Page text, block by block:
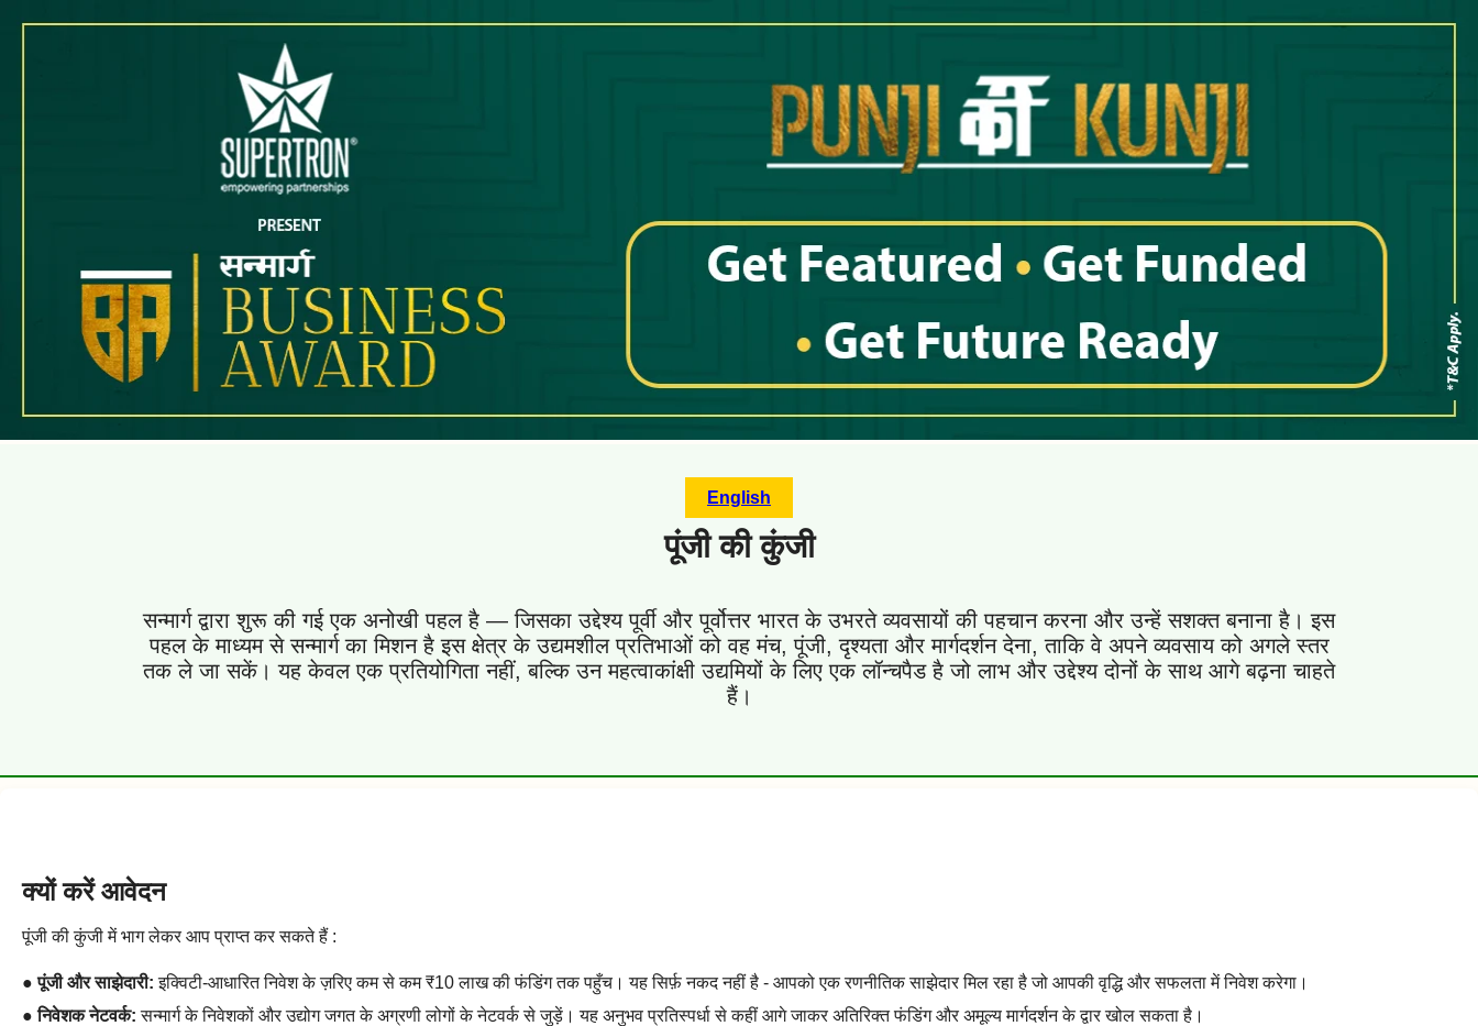
English
पूंजी की कुंजी
सन्मार्ग द्वारा शुरू की गई एक अनोखी पहल है — जिसका उद्देश्य पूर्वी और पूर्वोत्तर भारत के उभरते व्यवसायों की पहचान करना और उन्हें सशक्त बनाना है। इस
पहल के माध्यम से सन्मार्ग का मिशन है इस क्षेत्र के उद्यमशील प्रतिभाओं को वह मंच, पूंजी, दृश्यता और मार्गदर्शन देना, ताकि वे अपने व्यवसाय को अगले स्तर
तक ले जा सकें। यह केवल एक प्रतियोगिता नहीं, बल्कि उन महत्वाकांक्षी उद्यमियों के लिए एक लॉन्चपैड है जो लाभ और उद्देश्य दोनों के साथ आगे बढ़ना चाहते
हैं।
क्यों करें आवेदन
पूंजी की कुंजी में भाग लेकर आप प्राप्त कर सकते हैं :
●पूंजी और साझेदारी:इक्विटी-आधारित निवेश के ज़रिए कम से कम ₹10 लाख की फंडिंग तक पहुँच। यह सिर्फ़ नकद नहीं है - आपको एक रणनीतिक साझेदार मिल रहा है जो आपकी वृद्धि और सफलता में निवेश करेगा।
●निवेशक नेटवर्क:सन्मार्ग के निवेशकों और उद्योग जगत के अग्रणी लोगों के नेटवर्क से जुड़ें। यह अनुभव प्रतिस्पर्धा से कहीं आगे जाकर अतिरिक्त फंडिंग और अमूल्य मार्गदर्शन के द्वार खोल सकता है।